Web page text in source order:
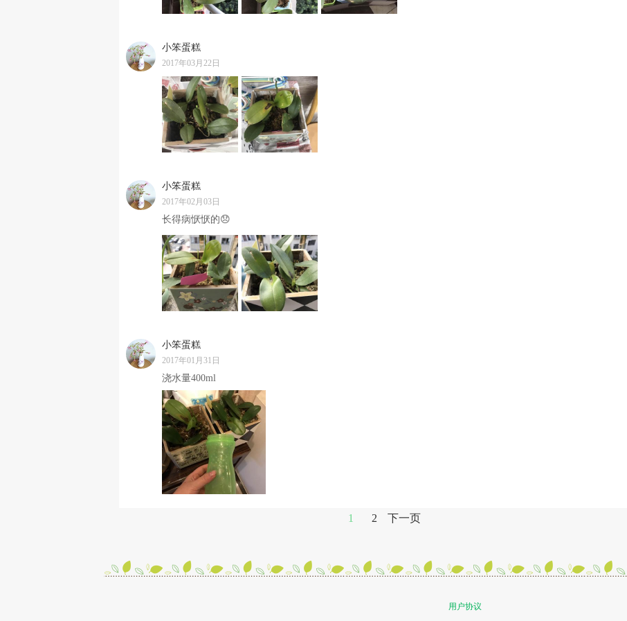
小笨蛋糕
2017年03月22日
小笨蛋糕
2017年02月03日
长得病恹恹的😞
小笨蛋糕
2017年01月31日
浇水量400ml
1 2 下一页
用户协议